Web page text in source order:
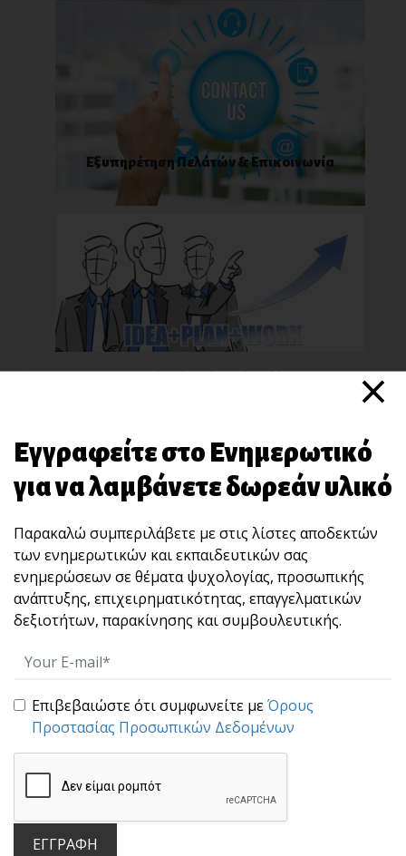
Εξυπηρέτηση Πελάτών & Επικοινωνία
Βασικές Αρχές Ψυχολογίας
Οδηγός Επιβίωσης
×
Εγγραφείτε στο Ενημερωτικό
για να λαμβάνετε δωρεάν υλικό
Παρακαλώ συμπεριλάβετε με στις λίστες αποδεκτών
των ενημερωτικών και εκπαιδευτικών σας
ενημερώσεων σε θέματα ψυχολογίας, προσωπικής
ανάπτυξης, επιχειρηματικότητας, επαγγελματικών
δεξιοτήτων, παρακίνησης και συμβουλευτικής.
Επιβεβαιώστε ότι συμφωνείτε μεΌρους
Προστασίας Προσωπικών Δεδομένων
ΕΓΓΡΑΦΗ